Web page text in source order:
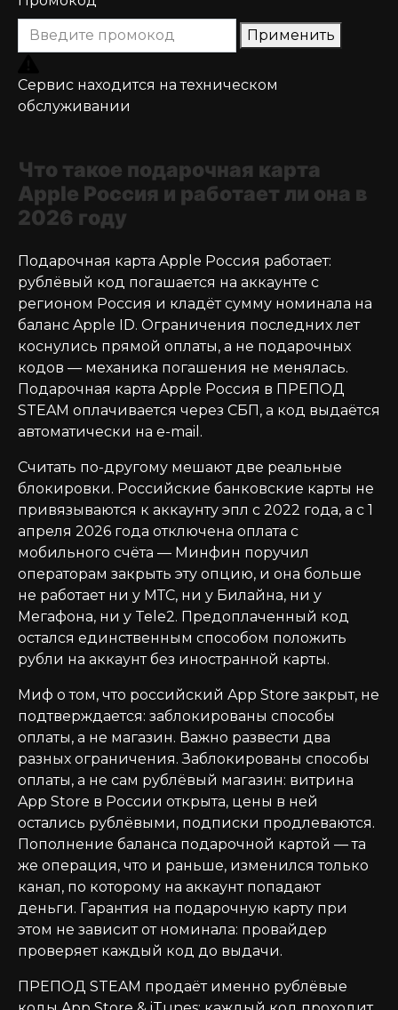
Применить
Сервис находится на техническом
обслуживании
Что такое подарочная карта
Apple Россия и работает ли она в
2026 году
Подарочная карта Apple Россия работает:
рублёвый код погашается на аккаунте с
регионом Россия и кладёт сумму номинала на
баланс Apple ID. Ограничения последних лет
коснулись прямой оплаты, а не подарочных
кодов — механика погашения не менялась.
Подарочная карта Apple Россия в ПРЕПОД
STEAM оплачивается через СБП, а код выдаётся
автоматически на e-mail.
Считать по-другому мешают две реальные
блокировки. Российские банковские карты не
привязываются к аккаунту эпл с 2022 года, а с 1
апреля 2026 года отключена оплата с
мобильного счёта — Минфин поручил
операторам закрыть эту опцию, и она больше
не работает ни у МТС, ни у Билайна, ни у
Мегафона, ни у Tele2. Предоплаченный код
остался единственным способом положить
рубли на аккаунт без иностранной карты.
Миф о том, что российский App Store закрыт, не
подтверждается: заблокированы способы
оплаты, а не магазин. Важно развести два
разных ограничения. Заблокированы способы
оплаты, а не сам рублёвый магазин: витрина
App Store в России открыта, цены в ней
остались рублёвыми, подписки продлеваются.
Пополнение баланса подарочной картой — та
же операция, что и раньше, изменился только
канал, по которому на аккаунт попадают
деньги. Гарантия на подарочную карту при
этом не зависит от номинала: провайдер
проверяет каждый код до выдачи.
ПРЕПОД STEAM продаёт именно рублёвые